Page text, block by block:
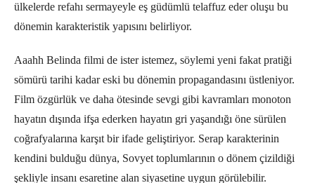
ülkelerde refahı sermayeyle eş güdümlü telaffuz eder oluşu bu
dönemin karakteristik yapısını belirliyor.
Aaahh Belinda filmi de ister istemez, söylemi yeni fakat pratiği
sömürü tarihi kadar eski bu dönemin propagandasını üstleniyor.
Film özgürlük ve daha ötesinde sevgi gibi kavramları monoton
hayatın dışında ifşa ederken hayatın gri yaşandığı öne sürülen
coğrafyalarına karşıt bir ifade geliştiriyor. Serap karakterinin
kendini bulduğu dünya, Sovyet toplumlarının o dönem çizildiği
şekliyle insanı esaretine alan siyasetine uygun görülebilir.